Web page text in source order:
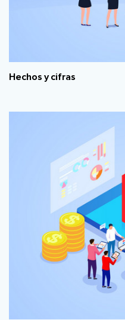
Hechos y cifras